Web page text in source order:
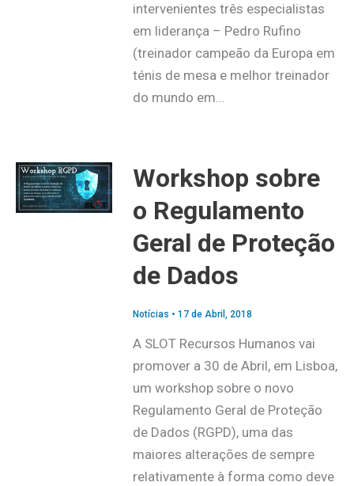
intervenientes três especialistas
em liderança – Pedro Rufino
(treinador campeão da Europa em
ténis de mesa e melhor treinador
do mundo em…
Workshop sobre
o Regulamento
Geral de Proteção
de Dados
Notícias • 17 de Abril, 2018
A SLOT Recursos Humanos vai
promover a 30 de Abril, em Lisboa,
um workshop sobre o novo
Regulamento Geral de Proteção
de Dados (RGPD), uma das
maiores alterações de sempre
relativamente à forma como deve